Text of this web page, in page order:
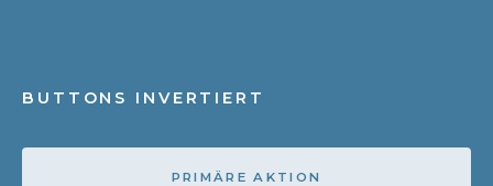
BUTTONS INVERTIERT
PRIMÄRE AKTION